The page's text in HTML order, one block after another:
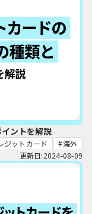
ントを解説
ジットカード
海外
更新日:2024-08-09